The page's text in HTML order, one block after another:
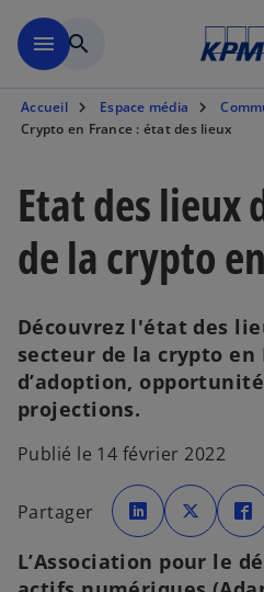
menu search
Accueil Espace média
Crypto en France : état des lieux
Etat des lieux
de la crypto
Découvrez l'état des
secteur de la crypto en
d’adoption,
projections.
Publié le 14 février 2022
Partager ’
o
u
r
e
d
’
o
u
r
e
d
L’Association pour le